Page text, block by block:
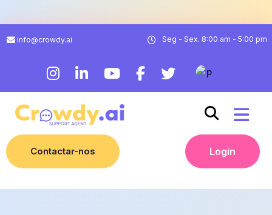
info@crowdy.ai Seg - Sex. 8:00 am - 5:00 pm
Contactar-nos Login